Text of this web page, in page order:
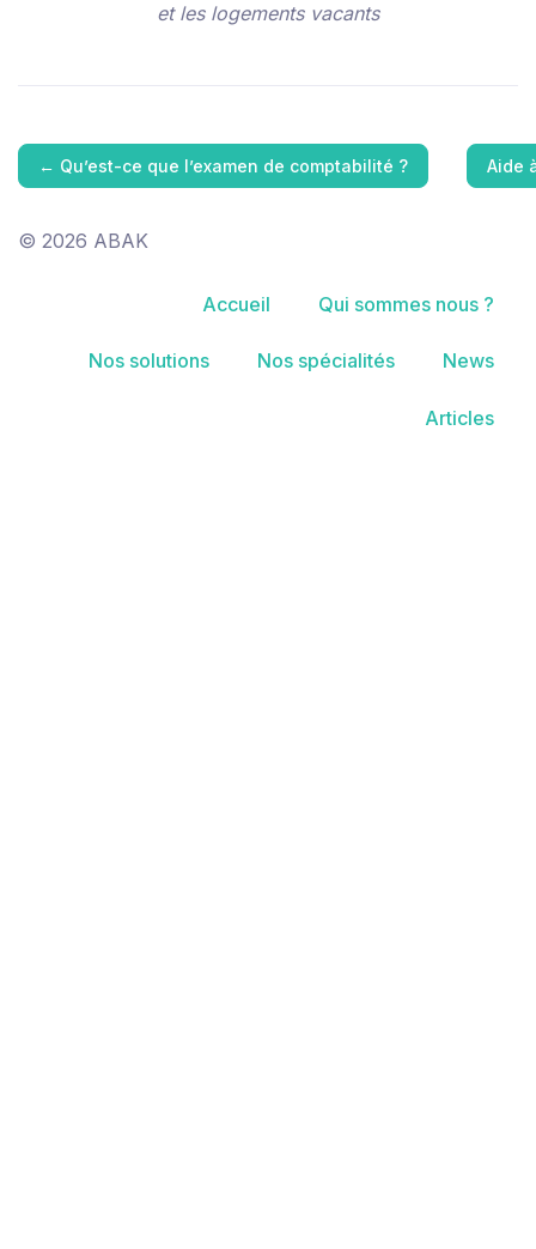
et les logements vacants
← Qu’est-ce que l’examen de comptabilité ? Aide
© 2026 ABAK
Accueil Qui sommes nous ?
Nos solutions Nos spécialités News
Articles